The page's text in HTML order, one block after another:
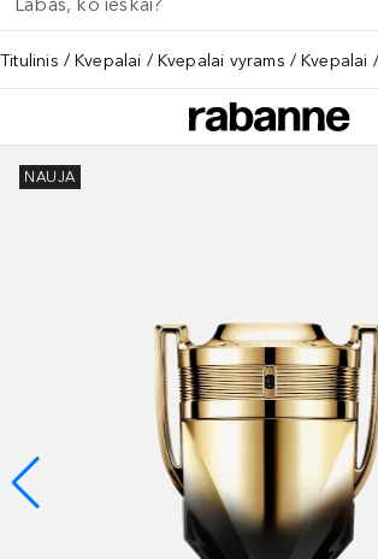
Titulinis Kvepalai Kvepalai vyrams Kvepalai
NAUJA